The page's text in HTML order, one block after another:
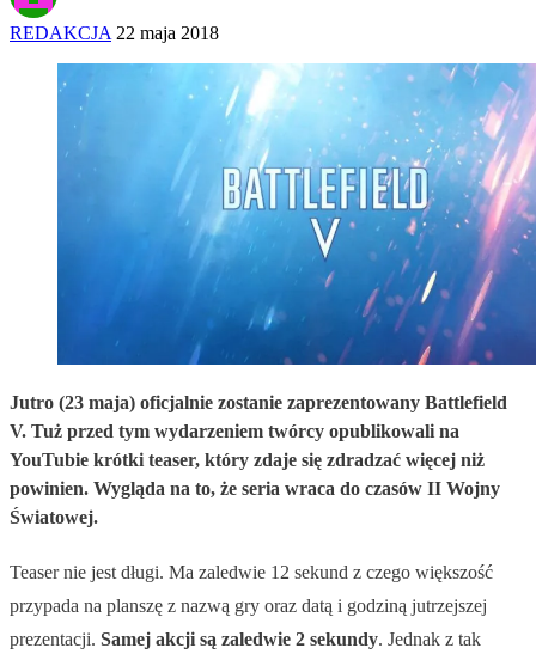
REDAKCJA 22 maja 2018
Jutro (23 maja) oficjalnie zostanie zaprezentowany Battlefield
V. Tuż przed tym wydarzeniem twórcy opublikowali na
YouTubie krótki teaser, który zdaje się zdradzać więcej niż
powinien. Wygląda na to, że seria wraca do czasów II Wojny
Światowej.
Teaser nie jest długi. Ma zaledwie 12 sekund z czego większość
przypada na planszę z nazwą gry oraz datą i godziną jutrzejszej
prezentacji. Samej akcji są zaledwie 2 sekundy. Jednak z tak